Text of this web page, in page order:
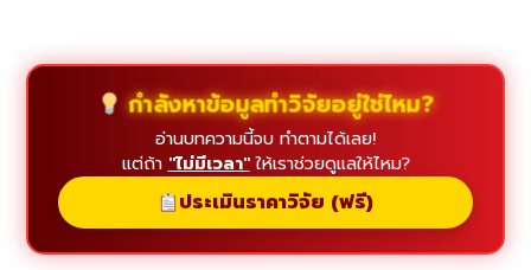
กำลังหาข้อมูลทำวิจัยอยู่ใช่ไหม?
อ่านบทความนี้จบ ทำตามได้เลย!
แต่ถ้า "ไม่มีเวลา"ให้เราช่วยดูแลให้ไหม?
ประเมินราคาวิจัย (ฟรี)